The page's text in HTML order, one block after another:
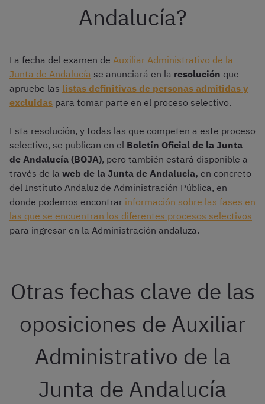
Andalucía?
La fecha del examen de Auxiliar Administrativo de la
Junta de Andalucía se anunciará en la resolución que
apruebe las listas definitivas de personas admitidas y
excluidas para tomar parte en el proceso selectivo.
Esta resolución, y todas las que competen a este proceso
selectivo, se publican en el Boletín Oficial de la Junta
de Andalucía (BOJA), pero también estará disponible a
través de la web de la Junta de Andalucía, en concreto
del Instituto Andaluz de Administración Pública, en
donde podemos encontrar información sobre las fases en
las que se encuentran los diferentes procesos selectivos
para ingresar en la Administración andaluza.
Otras fechas clave de las
oposiciones de Auxiliar
Administrativo de la
Junta de Andalucía